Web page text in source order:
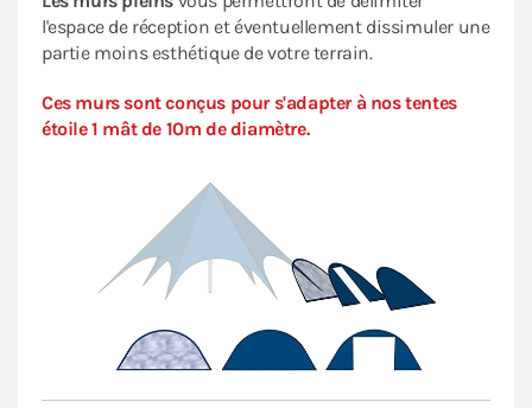
l'espace de réception et éventuellement dissimuler une
partie moins esthétique de votre terrain.
Ces murs sont conçus pour s'adapter à nos tentes
étoile 1 mât de 10m de diamètre.